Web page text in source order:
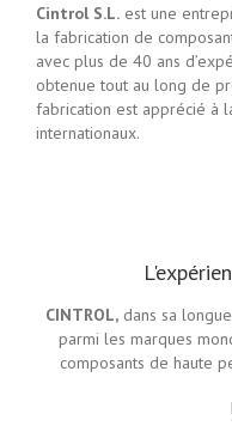
Cintrol S.L. est une
la fabrication de
avec plus de 40 ans
obtenue tout au long de
fabrication est apprécié à
internationaux.
CINTROL, dans sa
parmi les marques
composants de haute